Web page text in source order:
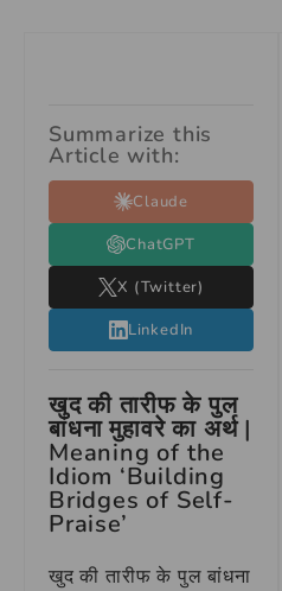
Summarize this
Article with:
Claude
ChatGPT
X (Twitter)
LinkedIn
खुद की तारीफ के पुल
बांधना मुहावरे का अर्थ |
Meaning of the
Idiom ‘Building
Bridges of Self-
Praise’
खुद की तारीफ के पुल बांधना